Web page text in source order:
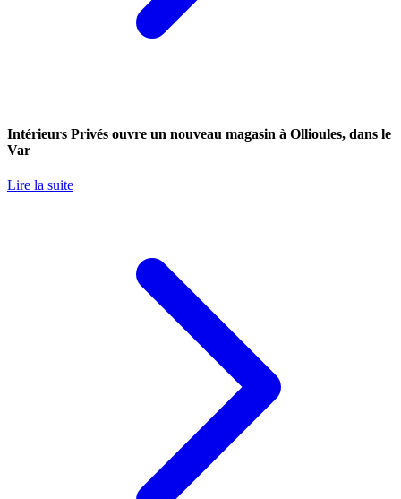
Intérieurs Privés ouvre un nouveau magasin à Ollioules, dans le
Var
Lire la suite